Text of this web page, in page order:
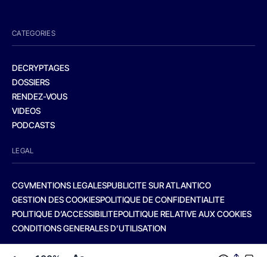
CATEGORIES
DECRYPTAGES
DOSSIERS
RENDEZ-VOUS
VIDEOS
PODCASTS
LEGAL
CGVMENTIONS LEGALESPUBLICITE SUR ATLANTICO
GESTION DES COOKIESPOLITIQUE DE CONFIDENTIALITE
POLITIQUE D’ACCESSIBILITEPOLITIQUE RELATIVE AUX COOKIES
CONDITIONS GENERALES D’UTILISATION